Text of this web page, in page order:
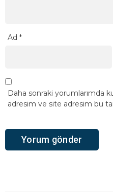
Ad *
Daha sonraki yorumlarımda
adresim ve site adresim bu